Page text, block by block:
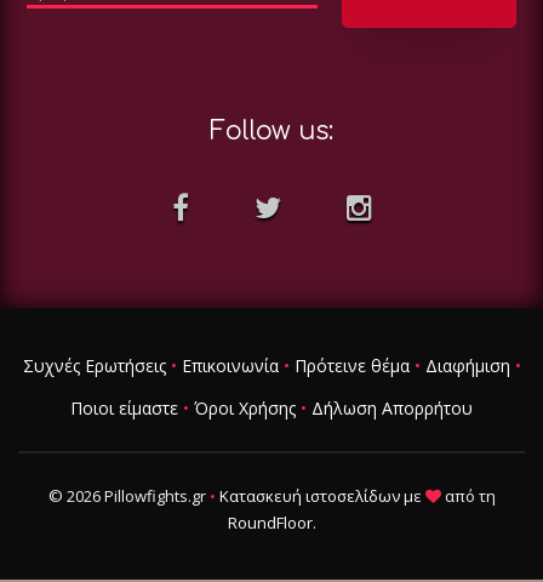
Follow us:
Συχνές Ερωτήσεις• Επικοινωνία• Πρότεινε θέμα• Διαφήμιση •
Ποιοι είμαστε • Όροι Χρήσης • Δήλωση Απορρήτου
© 2026 Pillowfights.gr • Κατασκευή ιστοσελίδωνμε
από τη
RoundFloor.